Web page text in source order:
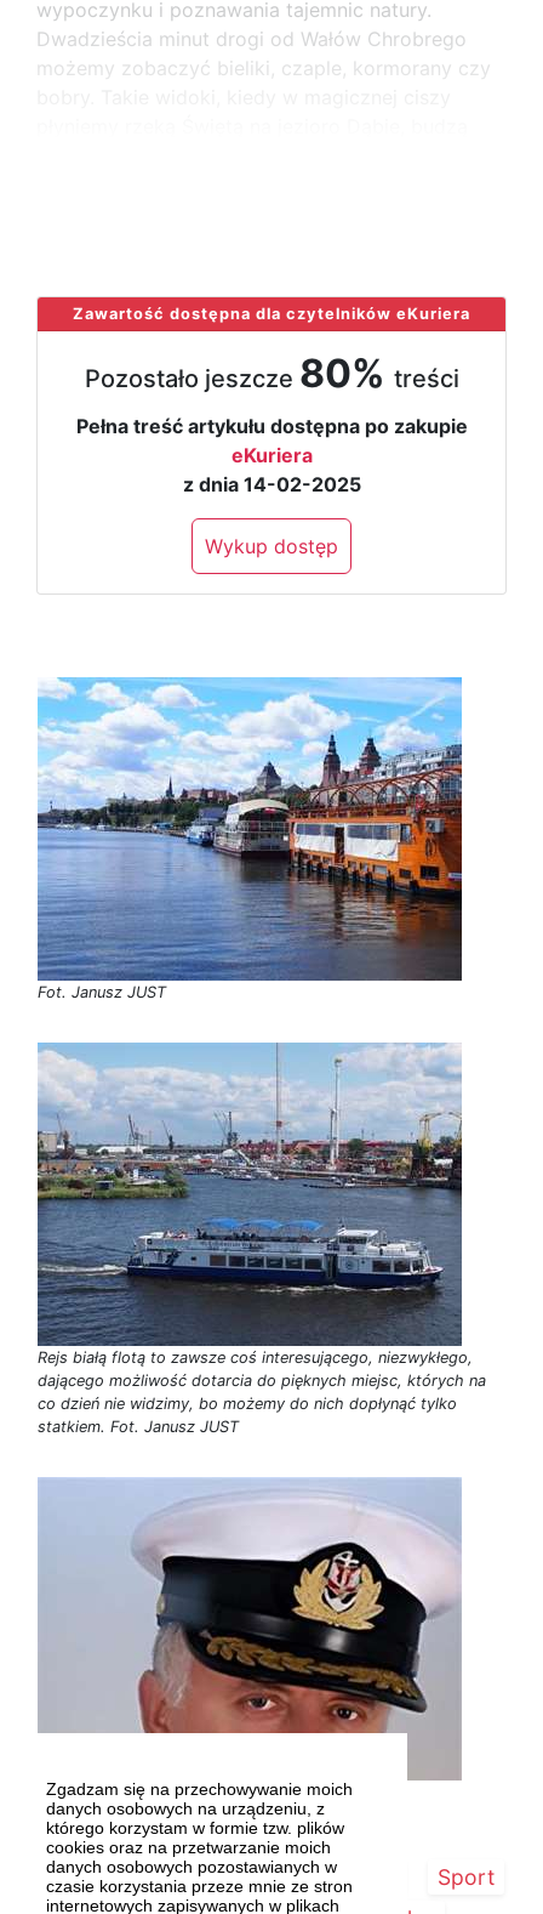
Zgadzam się na przechowywanie moich
danych osobowych na urządzeniu, z
którego korzystam w formie tzw. plików
cookies oraz na przetwarzanie moich
danych osobowych pozostawianych w
czasie korzystania przeze mnie ze stron
internetowych zapisywanych w plikach
wypoczynku i poznawania tajemnic natury.
Dwadzieścia minut drogi od Wałów Chrobrego
możemy zobaczyć bieliki, czaple, kormorany czy
Zawartość dostępna dla czytelników eKuriera
Pozostało jeszcze 80% treści
Pełna treść artykułu dostępna po zakupie
eKuriera
z dnia 14-02-2025
Wykup dostęp
Fot. Janusz JUST
Rejs białą flotą to zawsze coś interesującego, niezwykłego,
dającego możliwość dotarcia do pięknych miejsc, których na
co dzień nie widzimy, bo możemy do nich dopłynąć tylko
statkiem. Fot. Janusz JUST
Kapitan Janusz Just Fot. statek.pl
Strona główna Szczecin/Region
Sport